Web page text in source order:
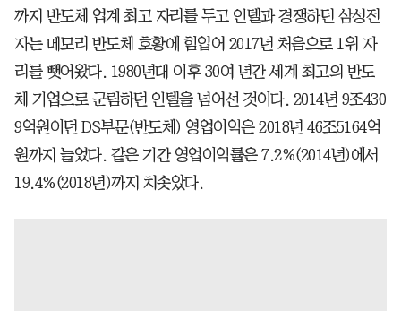
까지 반도체 업계 최고 자리를 두고 인텔과 경쟁하던 삼성전
자는 메모리 반도체 호황에 힘입어 2017년 처음으로 1위 자
리를 뺏어왔다. 1980년대 이후 30여 년간 세계 최고의 반도
체 기업으로 군림하던 인텔을 넘어선 것이다. 2014년 9조430
9억원이던 DS부문(반도체) 영업이익은 2018년 46조5164억
원까지 늘었다. 같은 기간 영업이익률은 7.2%(2014년)에서
19.4%(2018년)까지 치솟았다.